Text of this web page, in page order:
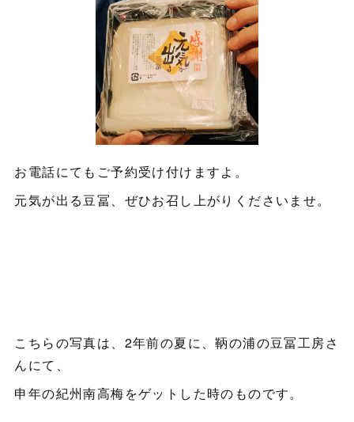
お電話にてもご予約受け付けますよ。
元気が出る豆冨、ぜひお召し上がりくださいませ。
こちらの写真は、2年前の夏に、鞆の浦の豆冨工房さ
んにて、
申年の紀州南高梅をゲットした時のものです。